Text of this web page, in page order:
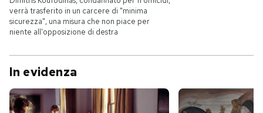
verrà trasferito in un carcere di "minima
sicurezza", una misura che non piace per
niente all'opposizione di destra
In evidenza